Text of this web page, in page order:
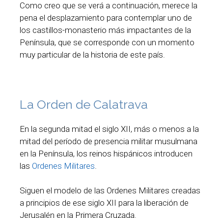
Como creo que se verá a continuación, merece la
pena el desplazamiento para contemplar uno de
los castillos-monasterio más impactantes de la
Península, que se corresponde con un momento
muy particular de la historia de este país.
La Orden de Calatrava
En la segunda mitad el siglo XII, más o menos a la
mitad del período de presencia militar musulmana
en la Península, los reinos hispánicos introducen
las Ordenes Militares
Siguen el modelo de las Ordenes Militares creadas
a principios de ese siglo XII para la liberación de
Jerusalén en la Primera Cruzada.